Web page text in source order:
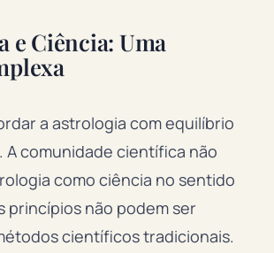
e Ciência: Uma
a astrologia com equilíbrio
comunidade científica não
como ciência no sentido
princípios não podem ser
científicos tradicionais.